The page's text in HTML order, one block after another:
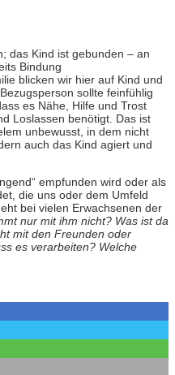
das Kind ist gebunden – an
Bindung
blicken wir hier auf Kind und
sollte feinfühlig
es Nähe, Hilfe und Trost
Loslassen benötigt. Das ist
unbewusst, in dem nicht
auch das Kind agiert und
empfunden wird oder als
die uns oder dem Umfeld
bei vielen Erwachsenen der
nur mit ihm nicht? Was ist da
mit den Freunden oder
es verarbeiten? Welche